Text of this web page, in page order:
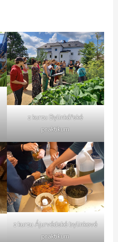
z kurzu Bylinkářské
praktikum
z kurzu Ájurvédské bylinkové
praktikum